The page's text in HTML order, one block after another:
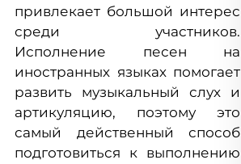
привлекает большой интерес
среди участников.
Исполнение песен на
иностранных языках помогает
развить музыкальный слух и
артикуляцию, поэтому это
самый действенный способ
подготовиться к выполнению